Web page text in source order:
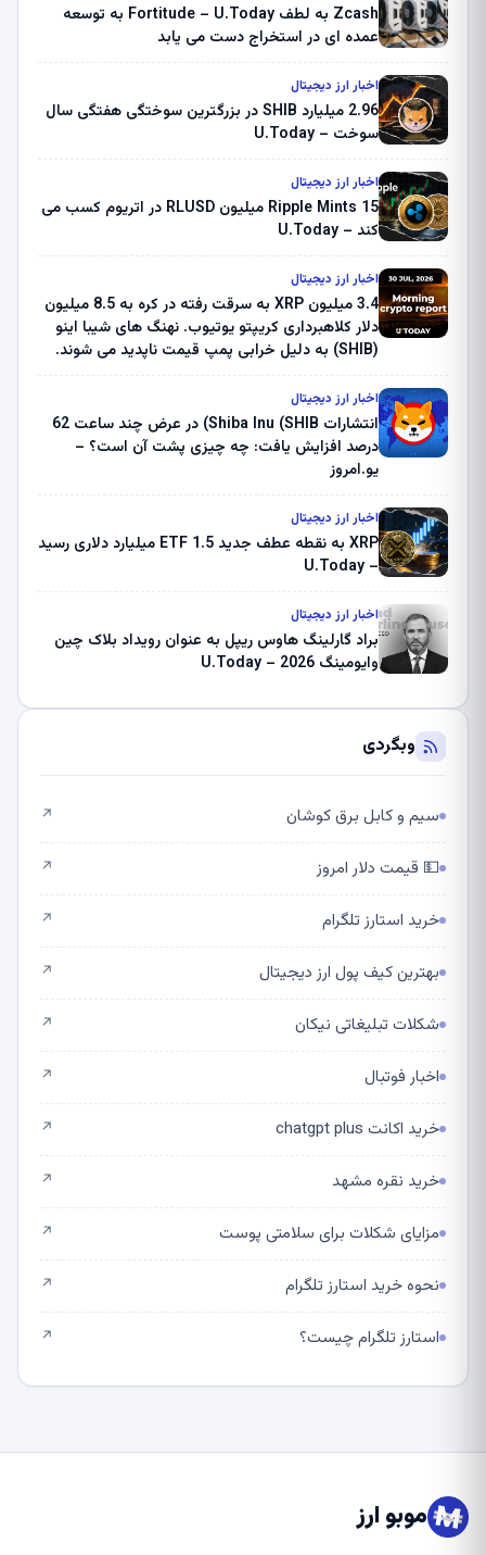
Zcash به لطف Fortitude – U.Today به توسعه
عمده ای در استخراج دست می یابد
اخبار ارز دیجیتال
2.96 میلیارد SHIB در بزرگترین سوختگی هفتگی سال
سوخت – U.Today
اخبار ارز دیجیتال
Ripple Mints 15 میلیون RLUSD در اتریوم کسب می
کند – U.Today
اخبار ارز دیجیتال
3.4 میلیون XRP به سرقت رفته در کره به 8.5 میلیون
دلار کلاهبرداری کریپتو یوتیوب. نهنگ های شیبا اینو
(SHIB) به دلیل خرابی پمپ قیمت ناپدید می شوند.
ثبت کرد – گزارش کریپتو صبح – U.Today
اخبار ارز دیجیتال
انتشارات Shiba Inu (SHIB) در عرض چند ساعت 62
درصد افزایش یافت: چه چیزی پشت آن است؟ –
یو.امروز
اخبار ارز دیجیتال
XRP به نقطه عطف جدید ETF 1.5 میلیارد دلاری رسید
– U.Today
اخبار ارز دیجیتال
براد گارلینگ هاوس ریپل به عنوان رویداد بلاک چین
وایومینگ 2026 – U.Today
وبگردی
سیم و کابل برق کوشان ↗
💵 قیمت دلار امروز ↗
خرید استارز تلگرام ↗
بهترین کیف پول ارز دیجیتال ↗
شکلات تبلیغاتی نیکان ↗
اخبار فوتبال ↗
خرید اکانت chatgpt plus ↗
خرید نقره مشهد ↗
مزایای شکلات برای سلامتی پوست ↗
نحوه خرید استارز تلگرام ↗
استارز تلگرام چیست؟ ↗
موبو ارز